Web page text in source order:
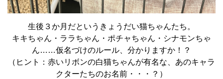
生後３か月だというきょうだい猫ちゃんたち。
キキちゃん・ララちゃん・ポチャちゃん・シナモンちゃ
ん……仮名づけのルール、分かりますか！？
（ヒント：赤いリボンの白猫ちゃんが有名な、あのキャラ
クターたちのお名前・・・？）